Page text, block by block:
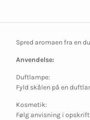
Spred aromaen fra en
Anvendelse:
Duftlampe:
Fyld skålen på en
Kosmetik:
Følg anvisning i opskrift